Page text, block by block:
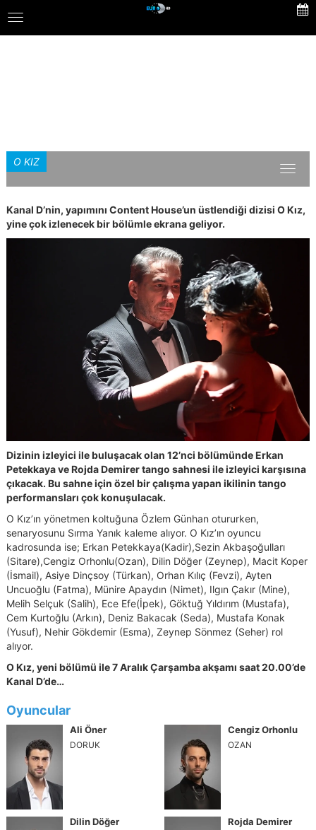
to
main
Toggle
navigation
O KIZ
Kanal D’nin, yapımını Content House’un üstlendiği dizisi O Kız,
yine çok izlenecek bir bölümle ekrana geliyor.
Dizinin izleyici ile buluşacak olan 12’nci bölümünde Erkan
Petekkaya ve Rojda Demirer tango sahnesi ile izleyici karşısına
çıkacak. Bu sahne için özel bir çalışma yapan ikilinin tango
performansları çok konuşulacak.
O Kız’ın yönetmen koltuğuna Özlem Günhan otururken,
senaryosunu Sırma Yanık kaleme alıyor. O Kız’ın oyuncu
kadrosunda ise; Erkan Petekkaya(Kadir),Sezin Akbaşoğulları
(Sitare),Cengiz Orhonlu(Ozan), Dilin Döğer (Zeynep), Macit Koper
(İsmail), Asiye Dinçsoy (Türkan), Orhan Kılıç (Fevzi), Ayten
Uncuoğlu (Fatma), Münire Apaydın (Nimet), Ilgın Çakır (Mine),
Melih Selçuk (Salih), Ece Efe(İpek), Göktuğ Yıldırım (Mustafa),
Cem Kurtoğlu (Arkın), Deniz Bakacak (Seda), Mustafa Konak
(Yusuf), Nehir Gökdemir (Esma), Zeynep Sönmez (Seher) rol
alıyor.
O Kız, yeni bölümü ile 7 Aralık Çarşamba akşamı saat 20.00’de
Kanal D’de…
Oyuncular
Ali Öner
DORUK
Cengiz Orhonlu
OZAN
Dilin Döğer Rojda Demirer